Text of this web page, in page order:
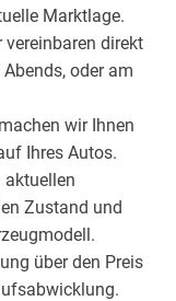
Marktlage.
vereinbaren direkt
oder am
wir Ihnen
Ihres Autos.
aktuellen
Zustand und
über den Preis